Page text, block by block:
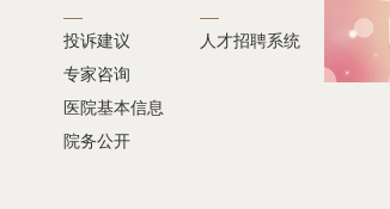
投诉建议
专家咨询
医院基本信息
院务公开
人才招聘系统